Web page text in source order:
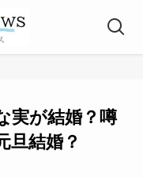
実が結婚？噂
旦結婚？